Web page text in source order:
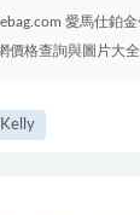
愛馬仕鉑
價格查詢與圖片大全